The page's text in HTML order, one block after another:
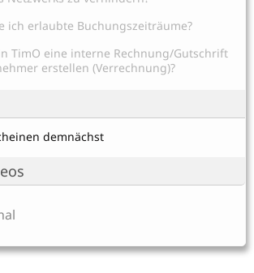
ich erlaubte Buchungszeiträume?
TimO eine interne Rechnung/Gutschrift
erstellen (Verrechnung)?
demnächst